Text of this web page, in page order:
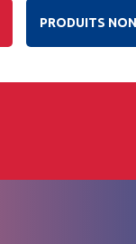
PRODUITS